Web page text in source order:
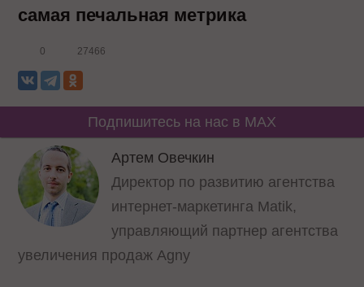
самая печальная метрика
0 27466
Подпишитесь на нас в MAX
Артем Овечкин
Директор по развитию агентства
интернет-маркетинга Matik,
управляющий партнер агентства
увеличения продаж Agny